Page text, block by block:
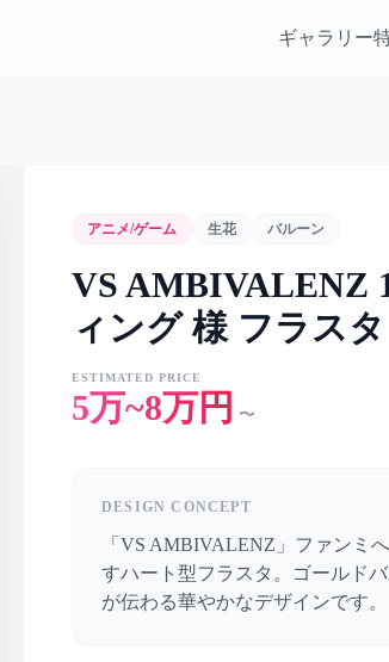
ギャラリー
アニメ/ゲーム 生花 バルーン
VS AMBIVALENZ
ィング 様 フラスタ
ESTIMATED PRICE
5万~8万円 〜
DESIGN CONCEPT
「VS AMBIVALENZ」ファンミ
すハート型フラスタ。ゴールド
が伝わる華やかなデザインです。